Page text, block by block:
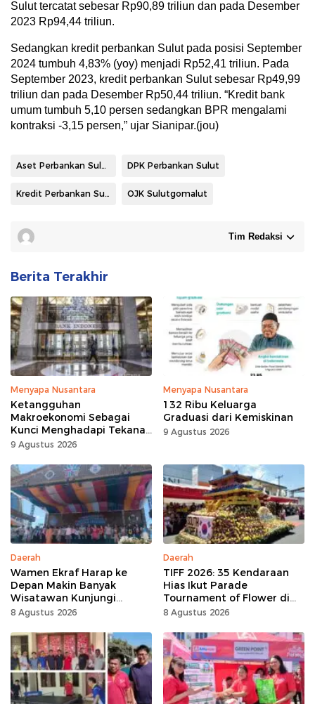
Sulut tercatat sebesar Rp90,89 triliun dan pada Desember
2023 Rp94,44 triliun.
Sedangkan kredit perbankan Sulut pada posisi September
2024 tumbuh 4,83% (yoy) menjadi Rp52,41 triliun. Pada
September 2023, kredit perbankan Sulut sebesar Rp49,99
triliun dan pada Desember Rp50,44 triliun. “Kredit bank
umum tumbuh 5,10 persen sedangkan BPR mengalami
kontraksi -3,15 persen,” ujar Sianipar.(jou)
Aset Perbankan Sulut DPK Perbankan Sulut
Kredit Perbankan Sulut OJK Sulutgomalut
Tim Redaksi
Berita Terakhir
Menyapa Nusantara
Ketangguhan
Makroekonomi Sebagai
Kunci Menghadapi Tekanan
Daya Beli
9 Agustus 2026
Menyapa Nusantara
132 Ribu Keluarga
Graduasi dari Kemiskinan
9 Agustus 2026
Daerah
Wamen Ekraf Harap ke
Depan Makin Banyak
Wisatawan Kunjungi
Tomohon
8 Agustus 2026
Daerah
TIFF 2026: 35 Kendaraan
Hias Ikut Parade
Tournament of Flower di
Tomohon
8 Agustus 2026